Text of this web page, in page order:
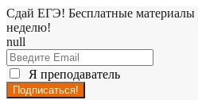
Сдай ЕГЭ! Бесплатные
неделю!
null
Я преподаватель